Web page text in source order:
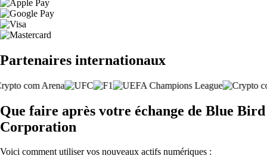
Partenaires internationaux
Que faire après votre échange de Blue Bird
Corporation
Voici comment utiliser vos nouveaux actifs numériques :